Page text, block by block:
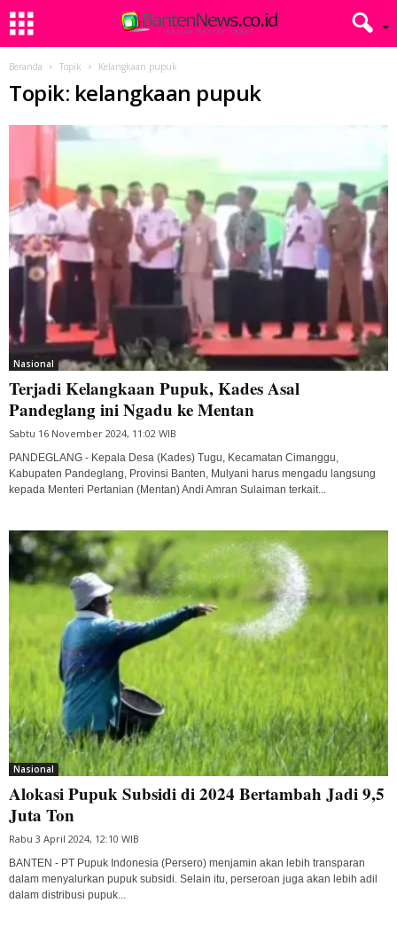
Beranda Topik Kelangkaan pupuk
Topik: kelangkaan pupuk
Nasional
Terjadi Kelangkaan Pupuk, Kades Asal
Pandeglang ini Ngadu ke Mentan
Sabtu 16 November 2024, 11:02 WIB
PANDEGLANG - Kepala Desa (Kades) Tugu, Kecamatan Cimanggu,
Kabupaten Pandeglang, Provinsi Banten, Mulyani harus mengadu langsung
kepada Menteri Pertanian (Mentan) Andi Amran Sulaiman terkait...
Nasional
Alokasi Pupuk Subsidi di 2024 Bertambah Jadi 9,5
Juta Ton
Rabu 3 April 2024, 12:10 WIB
BANTEN - PT Pupuk Indonesia (Persero) menjamin akan lebih transparan
dalam menyalurkan pupuk subsidi. Selain itu, perseroan juga akan lebih adil
dalam distribusi pupuk...